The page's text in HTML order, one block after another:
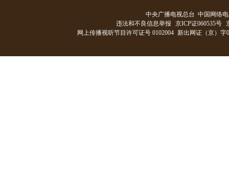
中央广播电视总台 中国网络
违法和不良信息举报
京ICP证060535号
网上传播视听节目许可证号 0102004 新出网证（京）